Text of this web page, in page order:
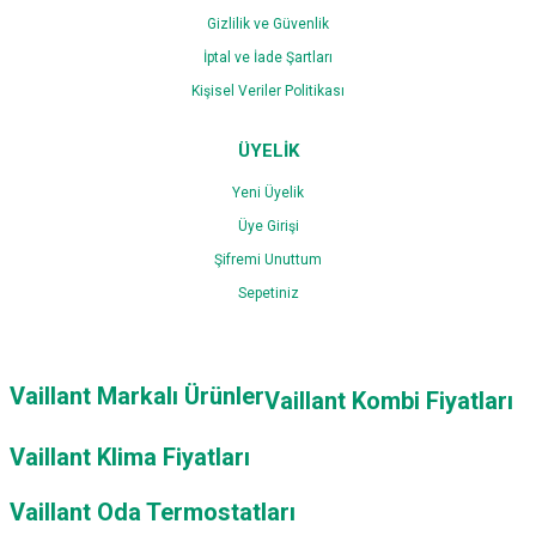
Gizlilik ve Güvenlik
İptal ve İade Şartları
Kişisel Veriler Politikası
ÜYELİK
Yeni Üyelik
Üye Girişi
Şifremi Unuttum
Sepetiniz
Vaillant Markalı ÜrünlerVaillant Kombi Fiyatları
Vaillant Klima Fiyatları
Vaillant Oda Termostatları